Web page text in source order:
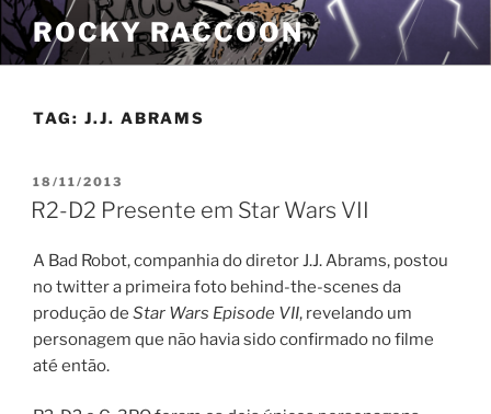
Pular
para
o
ROCKY RACCOON
TAG: J.J. ABRAMS
PUBLICADO
EM
18/11/2013
R2-D2 Presente em Star Wars VII
A Bad Robot, companhia do diretor J.J. Abrams, postou
no twitter a primeira foto behind-the-scenes da
produção de Star Wars Episode VII, revelando um
personagem que não havia sido confirmado no filme
até então.